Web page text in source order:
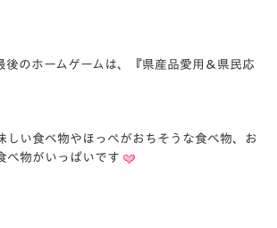
後のホームゲームは、『県産品愛用＆県民応
しい食べ物やほっぺがおちそうな食べ物、お
べ物がいっぱいです